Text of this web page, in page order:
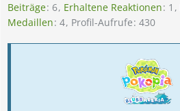
Beiträge 6 Erhaltene Reaktionen 1
Medaillen 4 Profil-Aufrufe 430